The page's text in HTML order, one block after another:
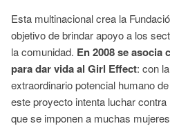
Esta multinacional crea la
objetivo de brindar apoyo a los
la comunidad. En 2008 se asocia
para dar vida al Girl Effect: con
extraordinario potencial humano
este proyecto intenta luchar
que se imponen a muchas